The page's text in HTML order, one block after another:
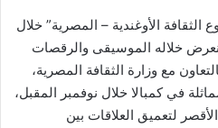
الأوغندية – المصرية” خلال
أو مايو 2026، وسنعرض خلاله الموسيقى والرقصات
مع وزارة الثقافة المصرية،
في كمبالا خلال نوفمبر المقبل،
لتعميق العلاقات بين